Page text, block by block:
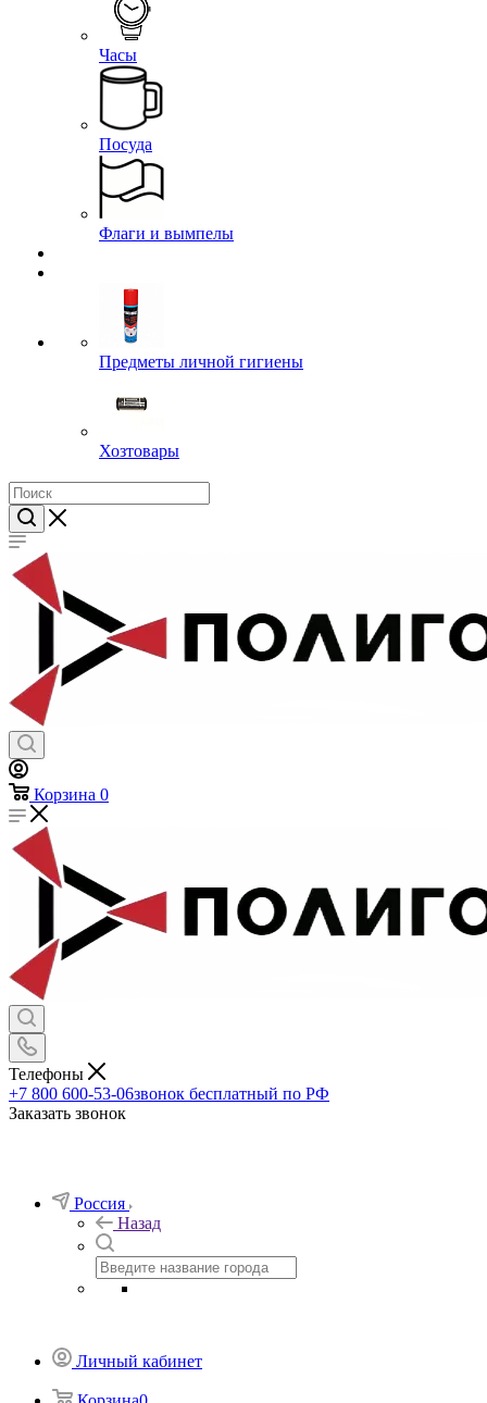
Часы
Посуда
Флаги и вымпелы
Предметы личной гигиены
Хозтовары
Корзина 0
Телефоны
+7 800 600-53-06звонок бесплатный по РФ
Заказать звонок
Россия
Назад
Личный кабинет